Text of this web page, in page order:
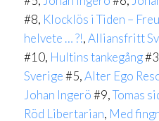
#8, Klocklös i Tiden –
helvete … ?!,Alliansfritt
#10, Hultins tankegång
Sverige#5,Alter Ego
Johan Ingerö#9,Tomas
Röd Libertarian, Med